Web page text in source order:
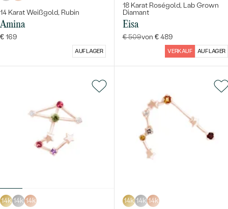
14 Karat Weißgold, Rubin
Amina
€ 169
AUF LAGER
18 Karat Roségold, Lab Grown
Diamant
Eisa
€ 509von € 489
VERKAUF AUF LAGER
14k 14k 14k 14k 14k 14k